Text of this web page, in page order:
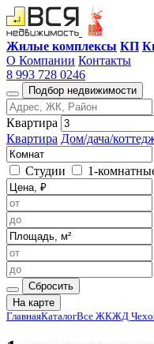
Жилые комплексы КП
О Компании Контакты
8 993 728 0246
Подбор недвижимости
Квартира
Квартира Дом/дача/
Студии 1-
Сбросить
На карте